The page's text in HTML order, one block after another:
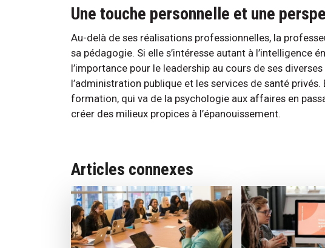
Une touche personnelle et une
Au-delà de ses réalisations professionnelles, la
sa pédagogie. Si elle s’intéresse autant à l’intelligence
l’importance pour le leadership au cours de ses
l’administration publique et les services de santé
formation, qui va de la psychologie aux affaires en
créer des milieux propices à l’épanouissement.
Articles connexes